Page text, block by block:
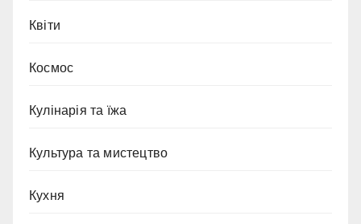
Квіти
Космос
Кулінарія та їжа
Культура та мистецтво
Кухня